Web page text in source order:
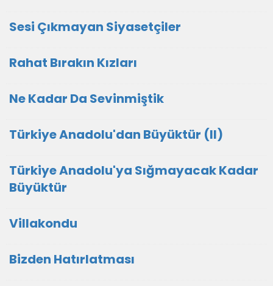
Sesi Çıkmayan Siyasetçiler
Rahat Bırakın Kızları
Ne Kadar Da Sevinmiştik
Türkiye Anadolu'dan Büyüktür (II)
Türkiye Anadolu'ya Sığmayacak Kadar
Büyüktür
Villakondu
Bizden Hatırlatması